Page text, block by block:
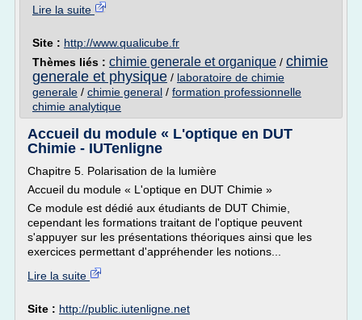
Lire la suite
Site : http://www.qualicube.fr
Thèmes liés : chimie generale et organique / chimie
generale et physique / laboratoire de chimie
generale / chimie general / formation professionnelle
chimie analytique
Accueil du module « L'optique en DUT
Chimie - IUTenligne
Chapitre 5. Polarisation de la lumière
Accueil du module « L'optique en DUT Chimie »
Ce module est dédié aux étudiants de DUT Chimie,
cependant les formations traitant de l'optique peuvent
s'appuyer sur les présentations théoriques ainsi que les
exercices permettant d'appréhender les notions...
Lire la suite
Site : http://public.iutenligne.net